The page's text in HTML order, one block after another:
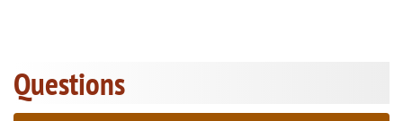
Questions